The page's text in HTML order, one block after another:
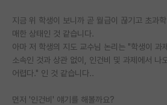
지금 위 학생이 보니까 곧 월급이 끊기고 초과
매한 상태인 것 같습니다.
아마 저 학생의 지도 교수님 논리는 "학생이 과
소속인 것과 상관 없이, 인건비 및 과제에서 나
어렵다." 인 것 같습니다..
먼저 '인건비' 얘기를 해볼까요?